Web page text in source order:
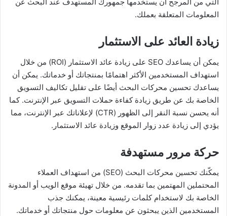
التي من المرجح أن يستخدمها جمهورك المستهدف عند البحث عن
المعلومات المتعلقة بعملك.
زيادة العائد على الاستثمار
يمكن أن يساعدك SEO على زيادة عائد الاستثمار (ROI) من خلال
استهداف المستخدمين الأكثر اهتمامًا بمنتجاتك أو خدماتك. يمكن أن
يساعدك تحسين محركات البحث أيضًا على تقليل تكاليف التسويق
الخاصة بك عن طريق زيادة كفاءة حملات التسويق عبر الإنترنت. كما
أنه يحسن نسبة النقر إلى الظهور (CTR) لإعلاناتك عبر الإنترنت، مما
يؤدي إلى زيادة عدد زوار الموقع وزيادة عائد الاستثمار.
حركة مرور مستهدفة
يمكّنك تحسين محركات البحث (SEO) من استهداف العملاء
المحتملين المهتمين بما تقدمه. من خلال تهيئة موقع الويب أو المدونة
الخاصة بك لاستخدام كلمات رئيسية معينة، يمكنك جذب
المستخدمين الذين يبحثون عن معلومات حول منتجاتك أو خدماتك.